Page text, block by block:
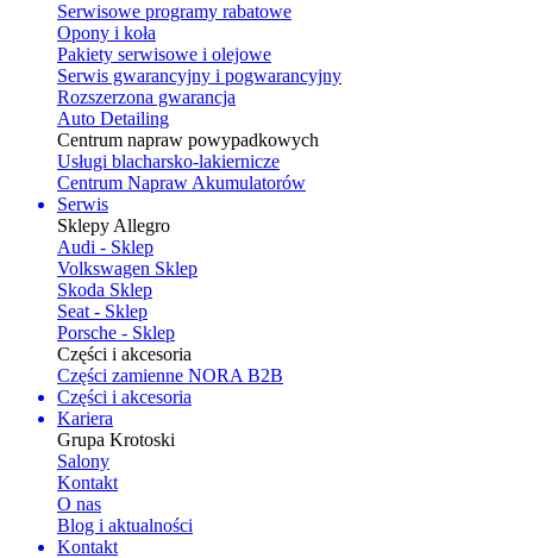
Serwisowe programy rabatowe
Opony i koła
Pakiety serwisowe i olejowe
Serwis gwarancyjny i pogwarancyjny
Rozszerzona gwarancja
Auto Detailing
Centrum napraw powypadkowych
Usługi blacharsko-lakiernicze
Centrum Napraw Akumulatorów
Serwis
Sklepy Allegro
Audi - Sklep
Volkswagen Sklep
Skoda Sklep
Seat - Sklep
Porsche - Sklep
Części i akcesoria
Części zamienne NORA B2B
Części i akcesoria
Kariera
Grupa Krotoski
Salony
Kontakt
O nas
Blog i aktualności
Kontakt